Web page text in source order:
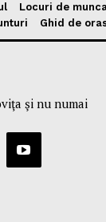
Locuri de
Ghid de
şi nu numai